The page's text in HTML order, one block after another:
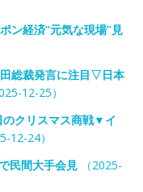
ン経済“元気な現場”見
総裁発言に注目▽日本
12-25）
クリスマス商戦▼イ
12-24）
民間大手会見（2025-